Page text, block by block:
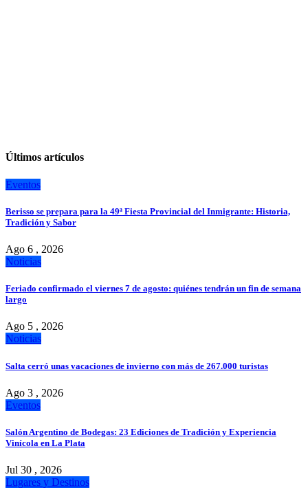
Últimos artículos
Eventos
Berisso se prepara para la 49ª Fiesta Provincial del Inmigrante: Historia,
Tradición y Sabor
Ago 6 , 2026
Noticias
Feriado confirmado el viernes 7 de agosto: quiénes tendrán un fin de semana
largo
Ago 5 , 2026
Noticias
Salta cerró unas vacaciones de invierno con más de 267.000 turistas
Ago 3 , 2026
Eventos
Salón Argentino de Bodegas: 23 Ediciones de Tradición y Experiencia
Vinícola en La Plata
Jul 30 , 2026
Lugares y Destinos